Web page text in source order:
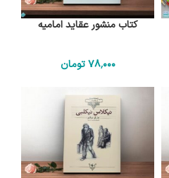
کتاب منشور عقاید امامیه
78٬000 تومان